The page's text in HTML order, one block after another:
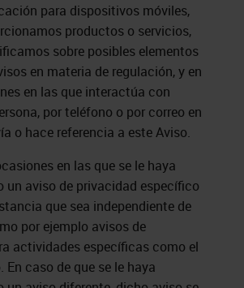
para dispositivos móviles,
productos o servicios,
sobre posibles elementos
en materia de regulación, y en
en las que interactúa con
por teléfono o por correo en
o hace referencia a este Aviso.
en las que se le haya
un aviso de privacidad específico
que sea independiente de
por ejemplo avisos de
actividades específicas como el
caso de que se le haya